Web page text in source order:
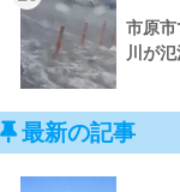
市原
川が
最新の記事